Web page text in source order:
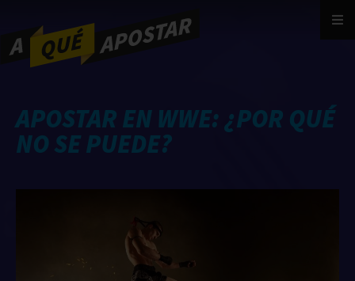
APOSTAR EN WWE: ¿POR QUÉ
NO SE PUEDE?